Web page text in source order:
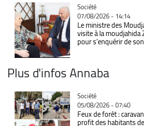
Catégorie
Société
07/08/2026 - 14:14
Le ministre des
visite à la moudjahida
pour s'enquérir de
Plus d'infos Annaba
Catégorie
Société
05/08/2026 - 07:40
Feux de forêt :
profit des habitants